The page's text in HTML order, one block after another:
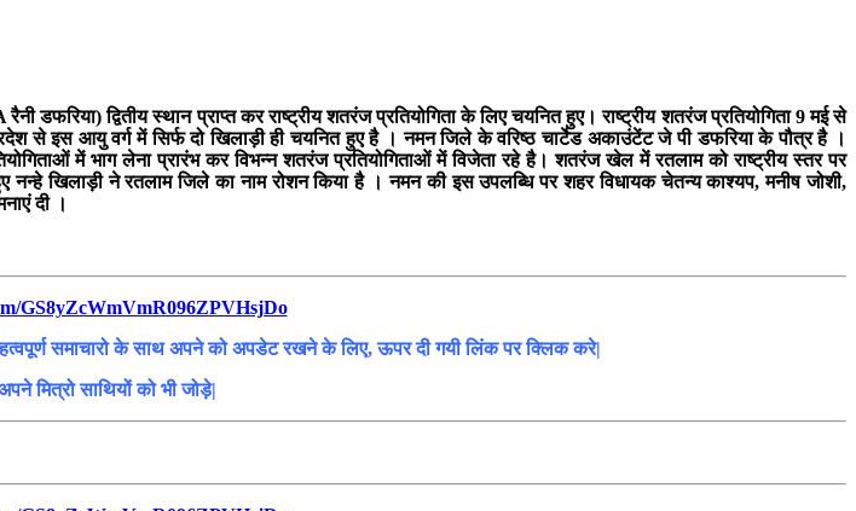
द्वितीय स्थान प्राप्त कर राष्ट्रीय शतरंज प्रतियोगिता के लिए चयनित हुए। राष्ट्रीय शतरंज प्रतियोगिता 9 मई से
से इस आयु वर्ग में सिर्फ दो खिलाड़ी ही चयनित हुए है । नमन जिले के वरिष्ठ चार्टेड अकाउंटेंट जे पी डफरिया के पौत्र है ।
में भाग लेना प्रारंभ कर विभन्न शतरंज प्रतियोगिताओं में विजेता रहे है। शतरंज खेल में रतलाम को राष्ट्रीय स्तर पर
खिलाड़ी ने रतलाम जिले का नाम रोशन किया है । नमन की इस उपलब्धि पर शहर विधायक चेतन्य काश्यप, मनीष जोशी,
दी ।
GS8yZcWmVmR096ZPVHsjDo
समाचारो के साथ अपने को अपडेट रखने के लिए, ऊपर दी गयी लिंक पर क्लिक करे|
मित्रो साथियों को भी जोड़े|